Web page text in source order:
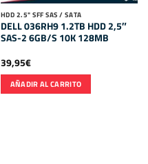
HDD 2.5" SFF SAS / SATA
DELL 036RH9 1.2TB HDD 2,5″
SAS-2 6GB/S 10K 128MB
39,95€
AÑADIR AL CARRITO